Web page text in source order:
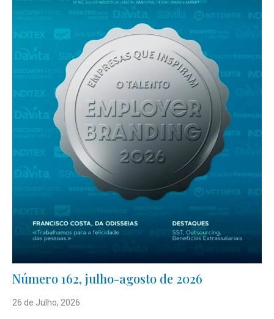
Número 162, julho-agosto de 2026
26 de Julho, 2026